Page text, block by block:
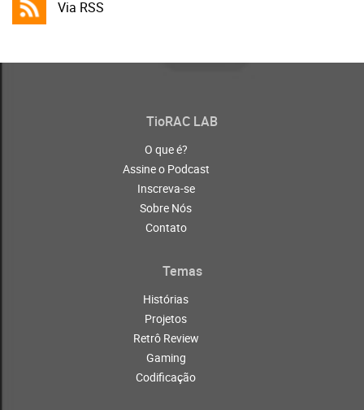
Via RSS
TioRAC LAB
O que é?
Assine o Podcast
Inscreva-se
Sobre Nós
Contato
Temas
Histórias
Projetos
Retrô Review
Gaming
Codificação